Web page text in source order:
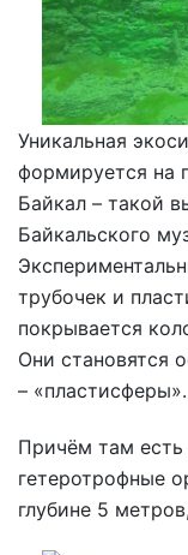
Уникальная
формируется на
Байкал – такой
Байкальского
трубочек и
покрывается
Они становятся
– «пластисферы».
Причём там есть
гетеротрофные
глубине 5